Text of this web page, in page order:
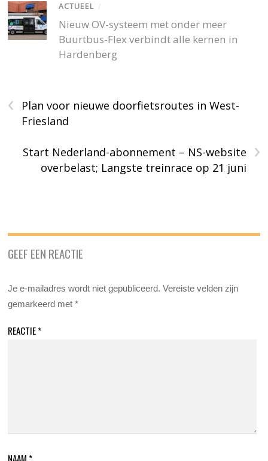
ACTUEEL /
Nieuw OV-systeem met onder meer
Buurtbus-Flex verbindt alle kernen in
Hardenberg
‹
Plan voor nieuwe doorfietsroutes in West-
Friesland
›
Start Nederland-abonnement – NS-website
overbelast; Langste treinrace op 21 juni
GEEF EEN REACTIE
Je e-mailadres wordt niet gepubliceerd. Vereiste velden zijn
gemarkeerd met*
REACTIE*
NAAM *